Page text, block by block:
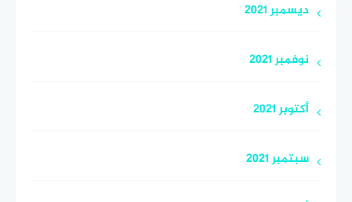
ديسمبر 2021
نوفمبر 2021
أكتوبر 2021
سبتمبر 2021